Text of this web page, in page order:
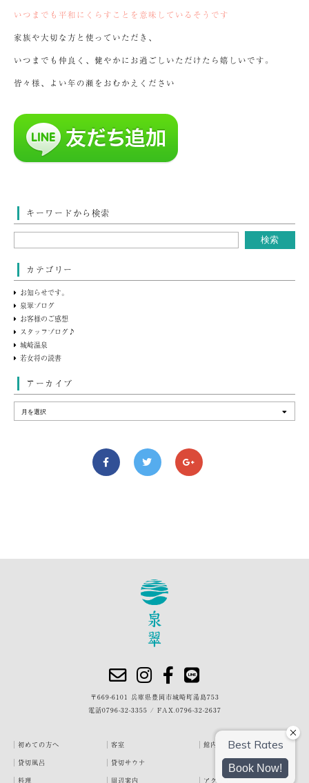
いつまでも平和にくらすことを意味しているそうです
家族や大切な方と使っていただき、
いつまでも仲良く、健やかにお過ごしいただけたら嬉しいです。
皆々様、よい年の瀬をおむかえください
キーワードから検索
カテゴリー
お知らせです。
泉翠ブログ
お客様のご感想
スタッフブログ♪
城崎温泉
若女将の読書
アーカイブ
〒669-6101 兵庫県豊岡市城崎町湯島753
電話0796-32-3355 / FAX.0796-32-2637
初めての方へ 客室
館内・施設
貸切風呂
貸切サウナ
料理
周辺案内 アクセス